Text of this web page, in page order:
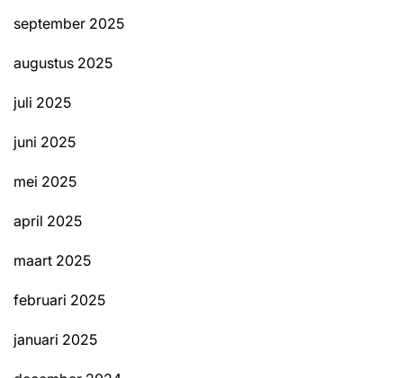
september 2025
augustus 2025
juli 2025
juni 2025
mei 2025
april 2025
maart 2025
februari 2025
januari 2025